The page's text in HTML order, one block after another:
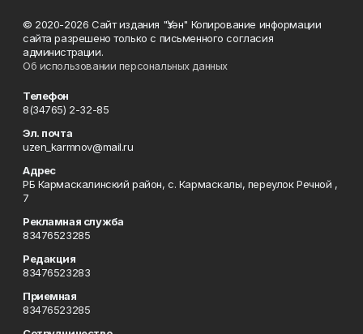
© 2020-2026 Сайт издания "Үзән" Копирование информации
сайта разрешено только с письменного согласия
администрации.
Об использовании персональных данных
Телефон
8(34765) 2-32-85
Эл. почта
uzen_karmnov@mail.ru
Адрес
РБ Кармаскалинский район, с. Кармаскалы, переулок Речной ,
7
Рекламная служба
83476523285
Редакция
83476523283
Приемная
83476523285